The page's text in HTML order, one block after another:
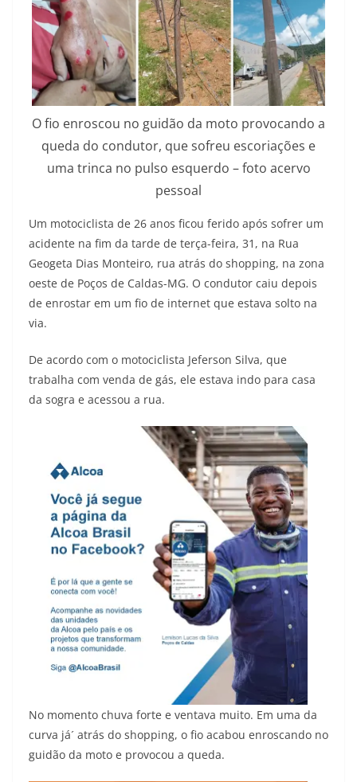
O fio enroscou no guidão da moto provocando a
queda do condutor, que sofreu escoriações e
uma trinca no pulso esquerdo – foto acervo
pessoal
Um motociclista de 26 anos ficou ferido após sofrer um
acidente na fim da tarde de terça-feira, 31, na Rua
Geogeta Dias Monteiro, rua atrás do shopping, na zona
oeste de Poços de Caldas-MG. O condutor caiu depois
de enrostar em um fio de internet que estava solto na
via.
De acordo com o motociclista Jeferson Silva, que
trabalha com venda de gás, ele estava indo para casa
da sogra e acessou a rua.
No momento chuva forte e ventava muito. Em uma da
curva já´ atrás do shopping, o fio acabou enroscando no
guidão da moto e provocou a queda.